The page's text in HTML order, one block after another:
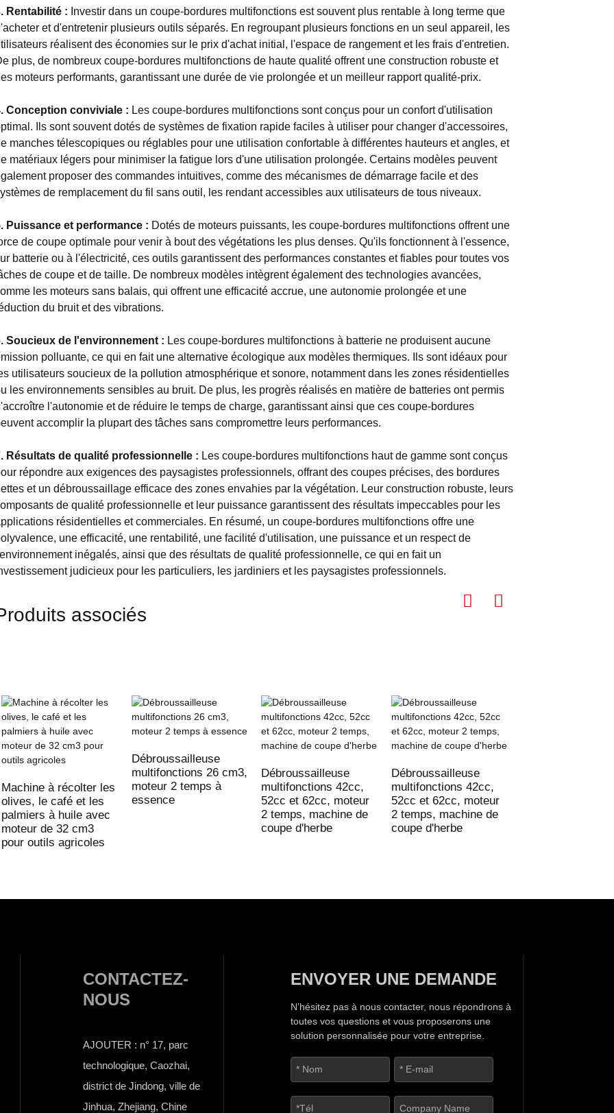
Rentabilité : Investir dans un coupe-bordures multifonctions est souvent plus rentable à long terme que
et d'entretenir plusieurs outils séparés. En regroupant plusieurs fonctions en un seul appareil, les
réalisent des économies sur le prix d'achat initial, l'espace de rangement et les frais d'entretien.
plus, de nombreux coupe-bordures multifonctions de haute qualité offrent une construction robuste et
moteurs performants, garantissant une durée de vie prolongée et un meilleur rapport qualité-prix.
Conception conviviale : Les coupe-bordures multifonctions sont conçus pour un confort d'utilisation
Ils sont souvent dotés de systèmes de fixation rapide faciles à utiliser pour changer d'accessoires,
manches télescopiques ou réglables pour une utilisation confortable à différentes hauteurs et angles, et
matériaux légers pour minimiser la fatigue lors d'une utilisation prolongée. Certains modèles peuvent
proposer des commandes intuitives, comme des mécanismes de démarrage facile et des
de remplacement du fil sans outil, les rendant accessibles aux utilisateurs de tous niveaux.
Puissance et performance : Dotés de moteurs puissants, les coupe-bordures multifonctions offrent une
de coupe optimale pour venir à bout des végétations les plus denses. Qu'ils fonctionnent à l'essence,
batterie ou à l'électricité, ces outils garantissent des performances constantes et fiables pour toutes vos
de coupe et de taille. De nombreux modèles intègrent également des technologies avancées,
les moteurs sans balais, qui offrent une efficacité accrue, une autonomie prolongée et une
du bruit et des vibrations.
Soucieux de l'environnement : Les coupe-bordures multifonctions à batterie ne produisent aucune
polluante, ce qui en fait une alternative écologique aux modèles thermiques. Ils sont idéaux pour
utilisateurs soucieux de la pollution atmosphérique et sonore, notamment dans les zones résidentielles
les environnements sensibles au bruit. De plus, les progrès réalisés en matière de batteries ont permis
l'autonomie et de réduire le temps de charge, garantissant ainsi que ces coupe-bordures
accomplir la plupart des tâches sans compromettre leurs performances.
Résultats de qualité professionnelle : Les coupe-bordures multifonctions haut de gamme sont conçus
répondre aux exigences des paysagistes professionnels, offrant des coupes précises, des bordures
et un débroussaillage efficace des zones envahies par la végétation. Leur construction robuste, leurs
de qualité professionnelle et leur puissance garantissent des résultats impeccables pour les
résidentielles et commerciales. En résumé, un coupe-bordures multifonctions offre une
une efficacité, une rentabilité, une facilité d'utilisation, une puissance et un respect de
inégalés, ainsi que des résultats de qualité professionnelle, ce qui en fait un
judicieux pour les particuliers, les jardiniers et les paysagistes professionnels.
associés
Machine à récolter les
olives, le café et les
palmiers à huile avec
moteur de 32 cm3
pour outils agricoles
Débroussailleuse
multifonctions 26 cm3,
moteur 2 temps à
essence
Débroussailleuse
multifonctions 42cc,
52cc et 62cc, moteur
2 temps, machine de
coupe d'herbe
Débroussailleuse
multifonctions 42cc,
52cc et 62cc, moteur
2 temps, machine de
coupe d'herbe
CONTACTEZ-
NOUS
AJOUTER : n° 17, parc
technologique, Caozhai,
district de Jindong, ville de
Jinhua, Zhejiang, Chine
ENVOYER UNE DEMANDE
N’hésitez pas à nous contacter, nous répondrons à
toutes vos questions et vous proposerons une
solution personnalisée pour votre entreprise.